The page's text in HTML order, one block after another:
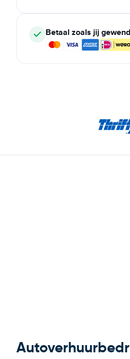
Betaal zoals jij